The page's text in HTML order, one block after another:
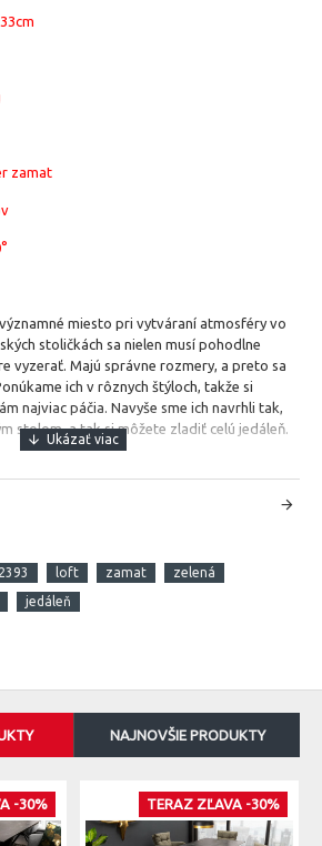
zamat
miesto pri vytváraní atmosféry vo
stoličkách sa nielen musí pohodlne
vyzerať. Majú správne rozmery, a preto sa
ich v rôznych štýloch, takže si
najviac páčia. Navyše sme ich navrhli tak,
stolom, a tak si môžete zladiť celú jedáleň.
loft zamat zelená
jedáleň
NAJNOVŠIE PRODUKTY
-30% TERAZ ZĽAVA -30%